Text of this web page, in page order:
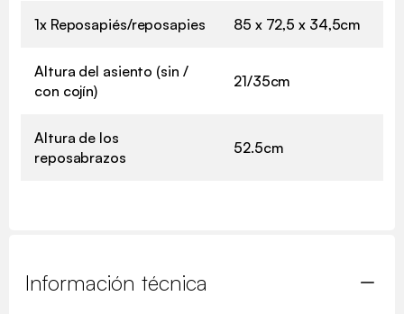
1x Reposapiés/reposapies 85 x 72,5 x 34,5cm
Altura del asiento (sin /
con cojín)
21/35cm
Altura de los
reposabrazos
52.5cm
Información técnica